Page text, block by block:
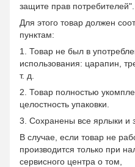
защите прав потребителей".
Для этого товар должен
пунктам:
1. Товар не был в
использования: царапин,
т. д.
2. Товар полностью
целостность упаковки.
3. Сохранены все ярлыки и
В случае, если товар не
производится только при
сервисного центра о том,